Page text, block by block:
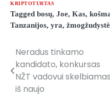
KRIPTOTURTAS
Tagged bosų, Joe, Kas,
Tanzanijos, yra,
Navigacija
tarp
įrašų
Neradus tinkamo
kandidato, konkursas
NŽT vadovui skelbiamas
iš naujo